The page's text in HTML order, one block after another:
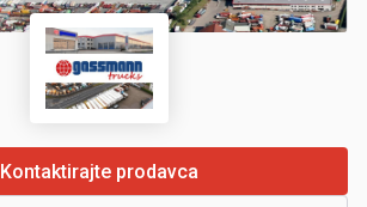
Kontaktirajte prodavca